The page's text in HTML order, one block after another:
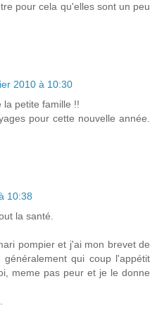
pour cela qu'elles sont un peu
2010 à 10:30
la petite famille !!
pour cette nouvelle année.
10:38
la santé.
pompier et j'ai mon brevet de
qui coup l'appétit
meme pas peur et je le donne